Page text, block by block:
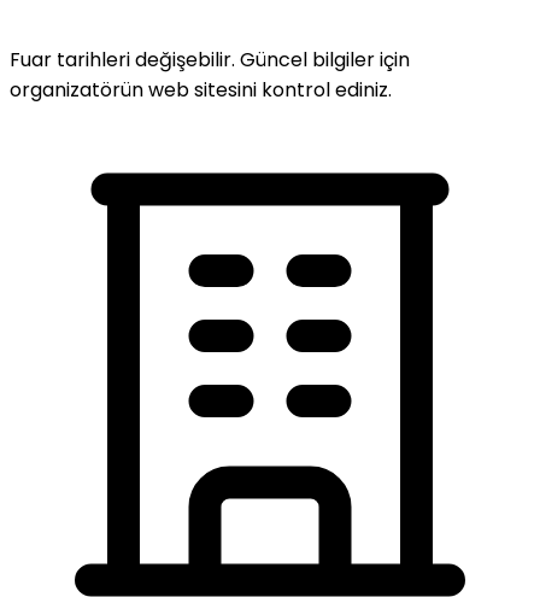
Fuar tarihleri değişebilir. Güncel bilgiler için
organizatörün web sitesini kontrol ediniz.